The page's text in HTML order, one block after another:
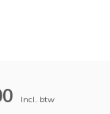
Incl. btw